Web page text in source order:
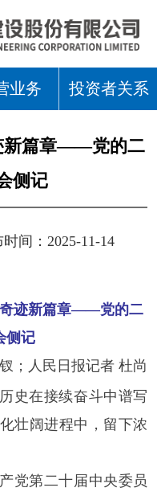
业务 投资者关系
新篇章——党的二
侧记
间：2025-11-14
奇迹新篇章——党的二
侧记
；人民日报记者 杜尚
史在接续奋斗中谱写
壮阔进程中，留下浓
党第二十届中央委员